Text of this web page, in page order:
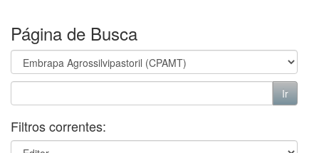
Página de Busca
Filtros correntes: